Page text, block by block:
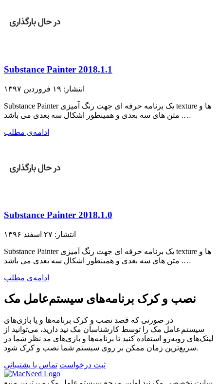
Substance Painter 2018.1.1
انتشار: ۱۹ فروردین ۱۳۹۷
Substance Painter یک برنامه حرفه ای جهت رنگ آمیزی texture ها و
متن های سه بعدی و همینطور اشکال سه بعدی می باشد .…
ادامه‌ی مطلب
Substance Painter 2018.1.0
انتشار: ۲۷ اسفند ۱۳۹۶
Substance Painter یک برنامه حرفه ای جهت رنگ آمیزی texture ها و
متن های سه بعدی و همینطور اشکال سه بعدی می باشد .…
ادامه‌ی مطلب
نصب و کرک برنامه‌های سیستم‌عامل مک
در صورتی که قصد نصب و کرک برنامه‌ها و یا بازی‌های
سیستم‌عامل مک را توسط کارشناسان مک نید دارید، می‌توانید از
لینک‌های رو‌به‌رو استفاده کنید تا برنامه‌ها و بازی‌های مد نظر شما در
سریع‌ترین زمان ممکن بر روی سیستم شما نصب و کرک شود.
ثبت درخواست تماس با پشتیبانی